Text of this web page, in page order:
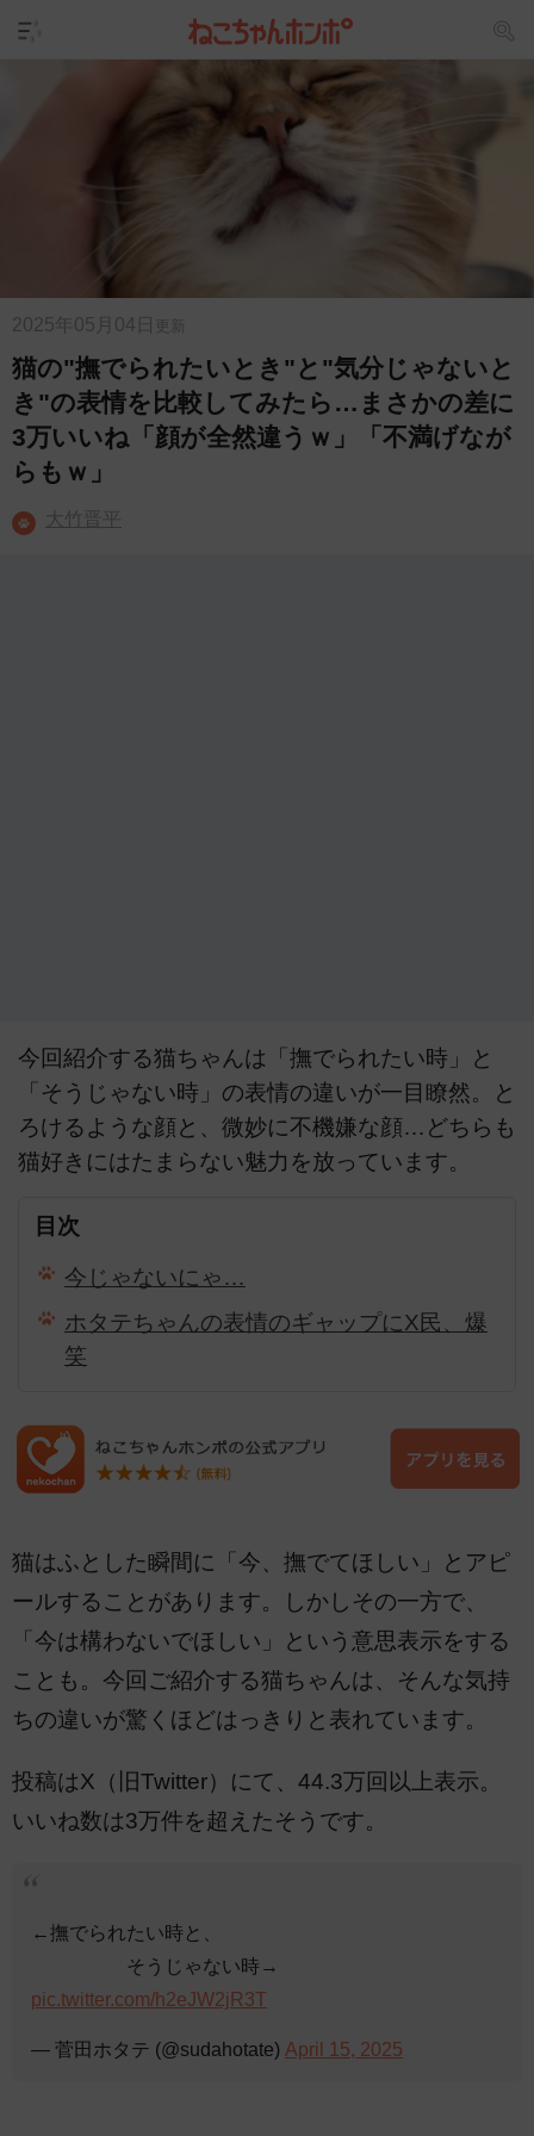
2025年05月04日 更新
猫の"撫でられたいとき"と"気分じゃないと
き"の表情を比較してみたら…まさかの差に
3万いいね「顔が全然違うｗ」「不満げなが
らもｗ」
大竹晋平
今回紹介する猫ちゃんは「撫でられたい時」と
「そうじゃない時」の表情の違いが一目瞭然。と
ろけるような顔と、微妙に不機嫌な顔…どちらも
猫好きにはたまらない魅力を放っています。
目次
今じゃないにゃ…
ホタテちゃんの表情のギャップにX民、爆
笑
猫はふとした瞬間に「今、撫でてほしい」とアピ
ールすることがあります。しかしその一方で、
「今は構わないでほしい」という意思表示をする
ことも。今回ご紹介する猫ちゃんは、そんな気持
ちの違いが驚くほどはっきりと表れています。
投稿はX（旧Twitter）にて、44.3万回以上表示。
いいね数は3万件を超えたそうです。
←撫でられたい時と、
そうじゃない時→
pic.twitter.com/h2eJW2jR3T
— 菅田ホタテ (@sudahotate) April 15, 2025